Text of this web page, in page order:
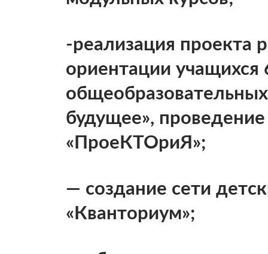
-реализация проекта
ориентации учащихся
будущее»,
«ПроеКТОриЯ»;
— создание сети
«Кванториум»;